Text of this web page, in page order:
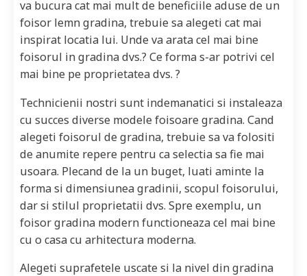
va bucura cat mai mult de beneficiile aduse de un
foisor lemn gradina, trebuie sa alegeti cat mai
inspirat locatia lui. Unde va arata cel mai bine
foisorul in gradina dvs.? Ce forma s-ar potrivi cel
mai bine pe proprietatea dvs. ?
Technicienii nostri sunt indemanatici si instaleaza
cu succes diverse modele foisoare gradina. Cand
alegeti foisorul de gradina, trebuie sa va folositi
de anumite repere pentru ca selectia sa fie mai
usoara. Plecand de la un buget, luati aminte la
forma si dimensiunea gradinii, scopul foisorului,
dar si stilul proprietatii dvs. Spre exemplu, un
foisor gradina modern functioneaza cel mai bine
cu o casa cu arhitectura moderna.
Alegeti suprafetele uscate si la nivel din gradina